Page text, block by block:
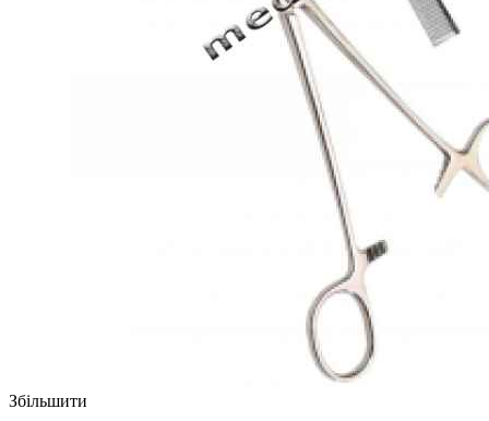
Збільшити